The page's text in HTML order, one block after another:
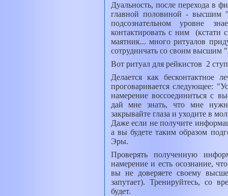
Дуальность, после перехода в
главной половиной - высшим
подсознательном уровне
контактировать с ним
(кстати
маятник... много ритуалов
сотрудничать со своим высшим
Вот ритуал для рейкистов 2
Делается как бесконтактное
проговаривается следующее:
намерение воссоединиться с
дай мне знать, что мне
закрывайте глаза и уходите в
Даже если не получите
а вы будете таким образом
Эры.
Проверять полученную
намерение и есть осознание,
вы не доверяете своему
запутает). Тренируйтесь, со
будет.